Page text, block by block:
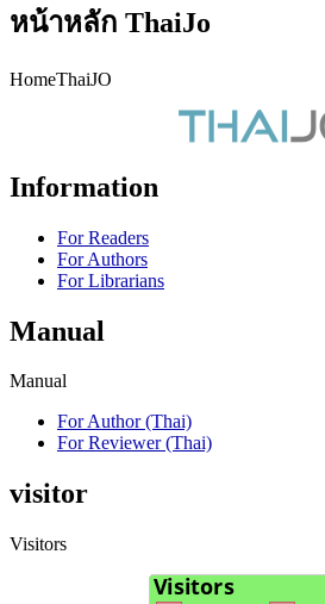
หน้าหลัก ThaiJo
HomeThaiJO
Information
For Readers
For Authors
For Librarians
Manual
Manual
For Author (Thai)
For Reviewer (Thai)
visitor
Visitors